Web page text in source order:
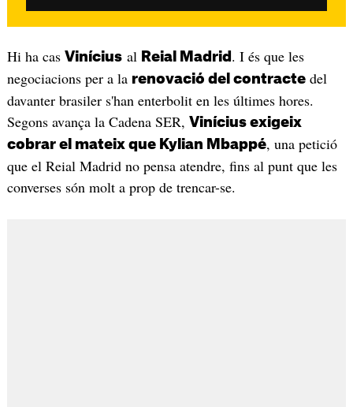
Hi ha cas Viníciusal Reial Madrid . I és que les
negociacions per a la renovació del contractedel
davanter brasiler s'han enterbolit en les últimes hores.
Segons avança la Cadena SER, Vinícius exigeix
cobrar el mateix que Kylian Mbappé, una petició
que el Reial Madrid no pensa atendre, fins al punt que les
converses són molt a prop de trencar-se.